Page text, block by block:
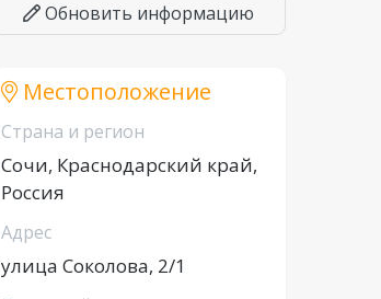
Обновить информацию
Местоположение
Страна и регион
Сочи, Краснодарский край,
Россия
Адрес
улица Соколова, 2/1